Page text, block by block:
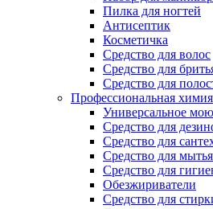
Пилка для ногтей
Антисептик
Косметичка
Средство для волос
Средство для
Средство для
Профессиональная химия
Универсальное
Средство для
Средство для
Средство для
Средство для
Обезжириватели
Средство для